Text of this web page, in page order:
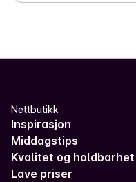
Nettbutikk
Inspirasjon
Middagstips
Kvalitet og holdbarhet
Lave priser